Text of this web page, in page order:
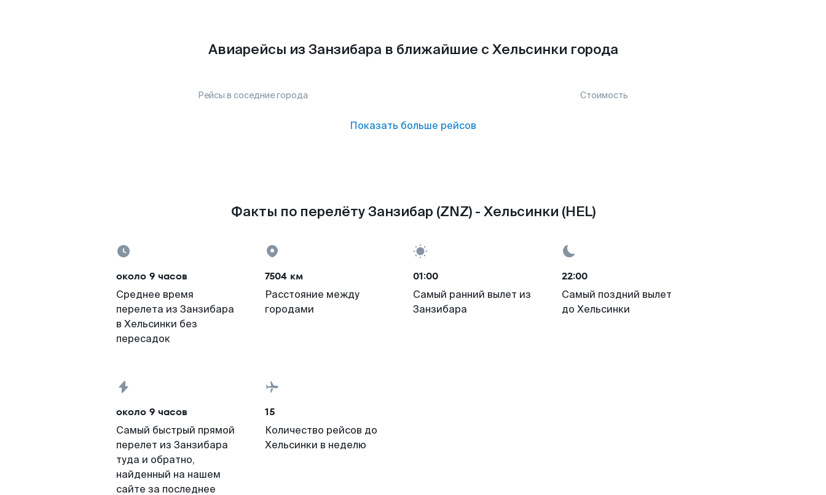
Авиарейсы из Занзибара в ближайшие с Хельсинки города
Рейсы в соседние города Стоимость
Показать больше рейсов
Факты по перелёту Занзибар (ZNZ) - Хельсинки (HEL)
около 9 часов
Среднее время
перелета из Занзибара
в Хельсинки без
пересадок
7504 км
Расстояние между
городами
01:00
Самый ранний вылет из
Занзибара
22:00
Самый поздний вылет
до Хельсинки
около 9 часов
Самый быстрый прямой
перелет из Занзибара
туда и обратно,
найденный на нашем
сайте за последнее
15
Количество рейсов до
Хельсинки в неделю